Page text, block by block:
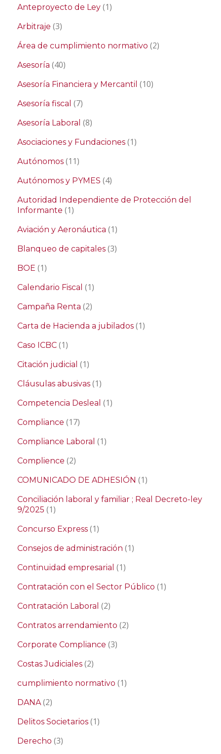
Anteproyecto de Ley (1)
Arbitraje (3)
Área de cumplimiento normativo (2)
Asesoría (40)
Asesoría Financiera y Mercantil (10)
Asesoría fiscal (7)
Asesoría Laboral (8)
Asociaciones y Fundaciones (1)
Autónomos (11)
Autónomos y PYMES (4)
Autoridad Independiente de Protección del
Informante (1)
Aviación y Aeronáutica (1)
Blanqueo de capitales (3)
BOE (1)
Calendario Fiscal (1)
Campaña Renta (2)
Carta de Hacienda a jubilados (1)
Caso ICBC (1)
Citación judicial (1)
Cláusulas abusivas (1)
Competencia Desleal (1)
Compliance (17)
Compliance Laboral (1)
Complience (2)
COMUNICADO DE ADHESIÓN (1)
Conciliación laboral y familiar ; Real Decreto-ley
9/2025 (1)
Concurso Express (1)
Consejos de administración (1)
Continuidad empresarial (1)
Contratación con el Sector Público (1)
Contratación Laboral (2)
Contratos arrendamiento (2)
Corporate Compliance (3)
Costas Judiciales (2)
cumplimiento normativo (1)
DANA(2)
Delitos Societarios (1)
Derecho (3)